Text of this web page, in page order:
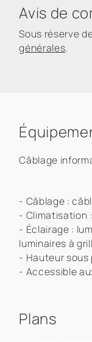
Avis de
Sous réserve
générales.
Câblage
- Câblage :
- Climatisation
- Éclairage :
luminaires à
- Hauteur sous
- Accessible
Plans